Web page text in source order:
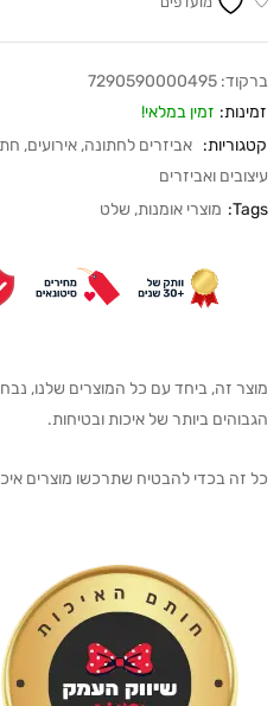
ברקוד: 7290590000495
זמינות: זמין במלאי!
קטגוריות: אביזרים לחתונה, אירועים,
עיצובים ואביזרים
Tags: מוצרי אומנות, שלט
מוצר זה, ביחד עם כל המוצרים שלנו,
הגבוהים ביותר של איכות ובטיחות.
כל זה בכדי להבטיח שתרכשו מוצרים